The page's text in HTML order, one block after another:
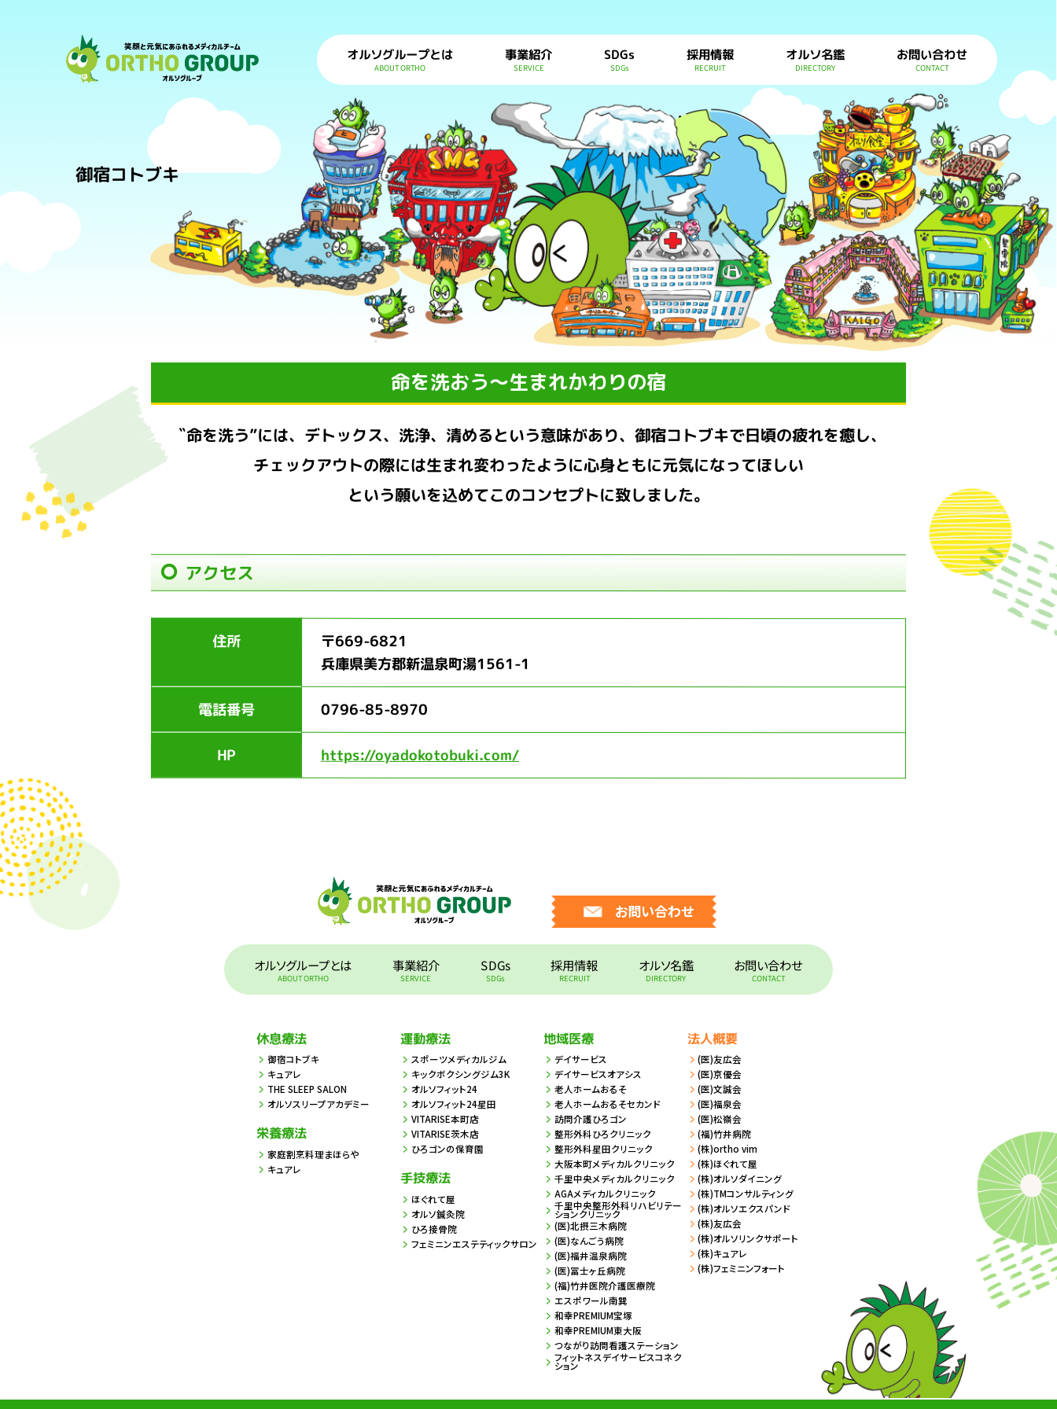
オルソグループとは
ABOUT ORTHO
事業紹介
SERVICE
SDGs
SDGs
採用情報
RECRUIT
オルソ名鑑
DIRECTORY
お問い合わせ
CONTACT
御宿コトブキ
命を洗おう～生まれかわりの宿
〝命を洗う”には、デトックス、洗浄、清めるという意味があり、御宿コトブキで日頃の疲れを癒し、
チェックアウトの際には生まれ変わったように心身ともに元気になってほしい
という願いを込めてこのコンセプトに致しました。
アクセス
住所 〒669-6821
兵庫県美方郡新温泉町湯1561-1
電話番号 0796-85-8970
HP https://oyadokotobuki.com/
オルソグループとは
ABOUT ORTHO
事業紹介
SERVICE
SDGs
SDGs
採用情報
RECRUIT
オルソ名鑑
DIRECTORY
お問い合わせ
CONTACT
休息療法
御宿コトブキ
キュアレ
THE SLEEP SALON
オルソスリープアカデミー
栄養療法
家庭割烹料理まほらや
キュアレ
運動療法
スポーツメディカルジム
キックボクシングジム3K
オルソフィット24
オルソフィット24星田
VITARISE本町店
VITARISE茨木店
ひろゴンの保育園
手技療法
ほぐれて屋
オルソ鍼灸院
ひろ接骨院
フェミニンエステティックサロン
地域医療
デイサービス
デイサービスオアシス
老人ホームおるそ
老人ホームおるそセカンド
訪問介護ひろゴン
整形外科ひろクリニック
整形外科星田クリニック
大阪本町メディカルクリニック
千里中央メディカルクリニック
AGAメディカルクリニック
千里中央整形外科リハビリテー
ションクリニック
(医)北摂三木病院
(医)なんごう病院
(医)福井温泉病院
(医)冨士ヶ丘病院
(福)竹井医院介護医療院
エスポワール南巽
和幸PREMIUM宝塚
和幸PREMIUM東大阪
つながり訪問看護ステーション
フィットネスデイサービスコネク
ション
法人概要
(医)友広会
(医)京優会
(医)文誠会
(医)福泉会
(医)松嶺会
(福)竹井病院
(株)ortho vim
(株)ほぐれて屋
(株)オルソダイニング
(株)TMコンサルティング
(株)オルソエクスパンド
(株)友広会
(株)オルソリンクサポート
(株)キュアレ
(株)フェミニンフォート
お問い合わせ